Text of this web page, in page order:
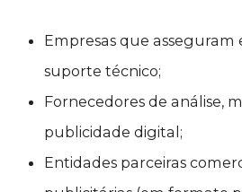
Empresas que asseguram
suporte técnico;
Fornecedores de análise,
publicidade digital;
Entidades parceiras